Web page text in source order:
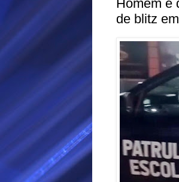
Homem é
de blitz